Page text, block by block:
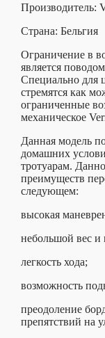
Производитель:
Страна: Бельгия
Ограничение в
является
Специально для
стремятся как
ограниченные
механическое
Данная модель
домашних
тротуарам.
преимуществ
следующем:
высокая
небольшой вес и
легкость хода;
возможность
преодоление
препятствий на